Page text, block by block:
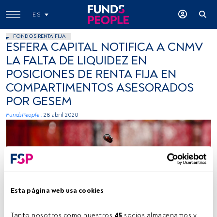
Esta página web usa cookies
Tanto nosotros como nuestros 45 socios almacenamos y
ES
FONDOS RENTA FIJA
ESFERA CAPITAL NOTIFICA A CNMV
LA FALTA DE LIQUIDEZ EN
POSICIONES DE RENTA FIJA EN
COMPARTIMENTOS ASESORADOS
POR GESEM
FundsPeople . 28 abril 2020